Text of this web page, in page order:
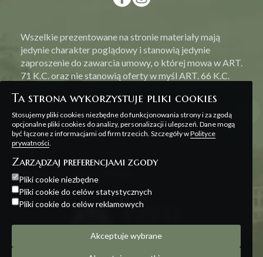
Wszelkie prezentowane na stronie materiały mają
jedynie charakter poglądowy i stanowią jedynie
zaproszenie do zawarcia umowy, o której mowa w ART.
71 K.C. oraz nie stanowią oferty w myśl ART. 66 K.C.
Polityka prywatności
Ta strona wykorzystuje pliki cookies
Stosujemy pliki cookies niezbędne do funkcjonowania strony i za zgodą
opcjonalne pliki cookies do analizy, personalizacji i ulepszeń. Dane mogą
być łączone z informacjami od firm trzecich. Szczegóły wPolityce
prywatności.
Zarządzaj preferencjami zgody
Pliki cookie niezbędne
Pliki cookie do celów statystycznych
Pliki cookie do celów reklamowych
Akceptuje wybrane